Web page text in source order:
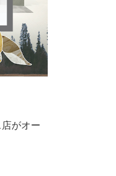
がオー